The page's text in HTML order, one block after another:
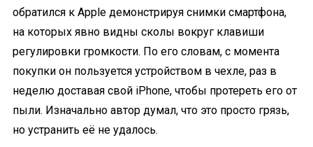
обратился к Apple демонстрируя снимки смартфона,
на которых явно видны сколы вокруг клавиши
регулировки громкости. По его словам, с момента
покупки он пользуется устройством в чехле, раз в
неделю доставая свой iPhone, чтобы протереть его от
пыли. Изначально автор думал, что это просто грязь,
но устранить её не удалось.